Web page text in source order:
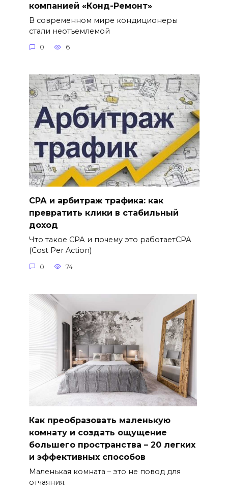
компанией «Конд-Ремонт»
В современном мире кондиционеры
стали неотъемлемой
0 6
СРА и арбитраж трафика: как
превратить клики в стабильный
доход
Что такое СРА и почему это работаетСРА
(Cost Per Action)
0 74
Как преобразовать маленькую
комнату и создать ощущение
большего пространства – 20 легких
и эффективных способов
Маленькая комната – это не повод для
отчаяния.